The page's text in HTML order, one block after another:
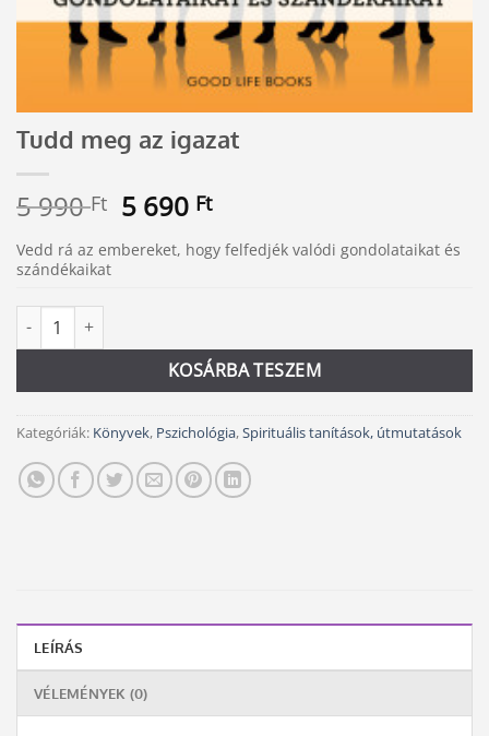
Tudd meg az igazat
5 990Ft Original
was:
5 690 FtCurrent
is:
Vedd rá az embereket, hogy felfedjék valódi gondolataikat és
szándékaikat
Tudd meg az igazat mennyiség
KOSÁRBA TESZEM
Alternative:
Kategóriák: Könyvek, Pszichológia,Spirituális tanítások, útmutatások
LEÍRÁS
VÉLEMÉNYEK (0)